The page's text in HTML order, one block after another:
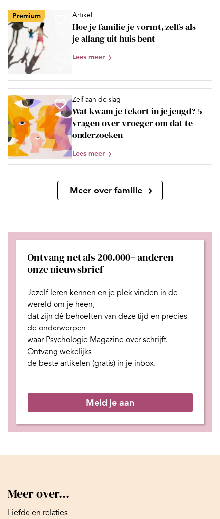
Premium Artikel
Hoe je familie je vormt, zelfs als
je allang uit huis bent
Lees meer
Zelf aan de slag
Wat kwam je tekort in je jeugd? 5
vragen over vroeger om dat te
onderzoeken
Lees meer
Meer over familie
Ontvang net als 200.000+ anderen
onze nieuwsbrief
Jezelf leren kennen en je plek vinden in de
wereld om je heen,
dat zijn dé behoeften van deze tijd en precies
de onderwerpen
waar Psychologie Magazine over schrijft.
Ontvang wekelijks
de beste artikelen (gratis) in je inbox.
Meld je aan
Meer over...
Liefde en relaties